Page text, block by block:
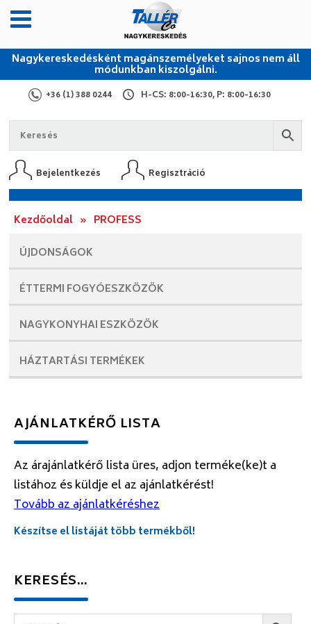
Nagykereskedésként magánszemélyeket sajnos nem áll
módunkban kiszolgálni.
+36 (1) 388 0244 H-CS: 8:00-16:30, P: 8:00-16:30
Bejelentkezés Regisztráció
Kezdőoldal » PROFESS
ÚJDONSÁGOK
ÉTTERMI FOGYÓESZKÖZÖK
NAGYKONYHAI ESZKÖZÖK
HÁZTARTÁSI TERMÉKEK
AJÁNLATKÉRŐ LISTA
Az árajánlatkérő lista üres, adjon terméke(ke)t a
listához és küldje el az ajánlatkérést!
Tovább az ajánlatkéréshez
Készítse el listáját több termékből!
KERESÉS…